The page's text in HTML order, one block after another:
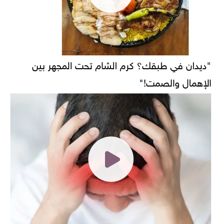
"ديدان في طبقك؟ كرم الشام تحت المجهر بين
الإهمال والصمت!"